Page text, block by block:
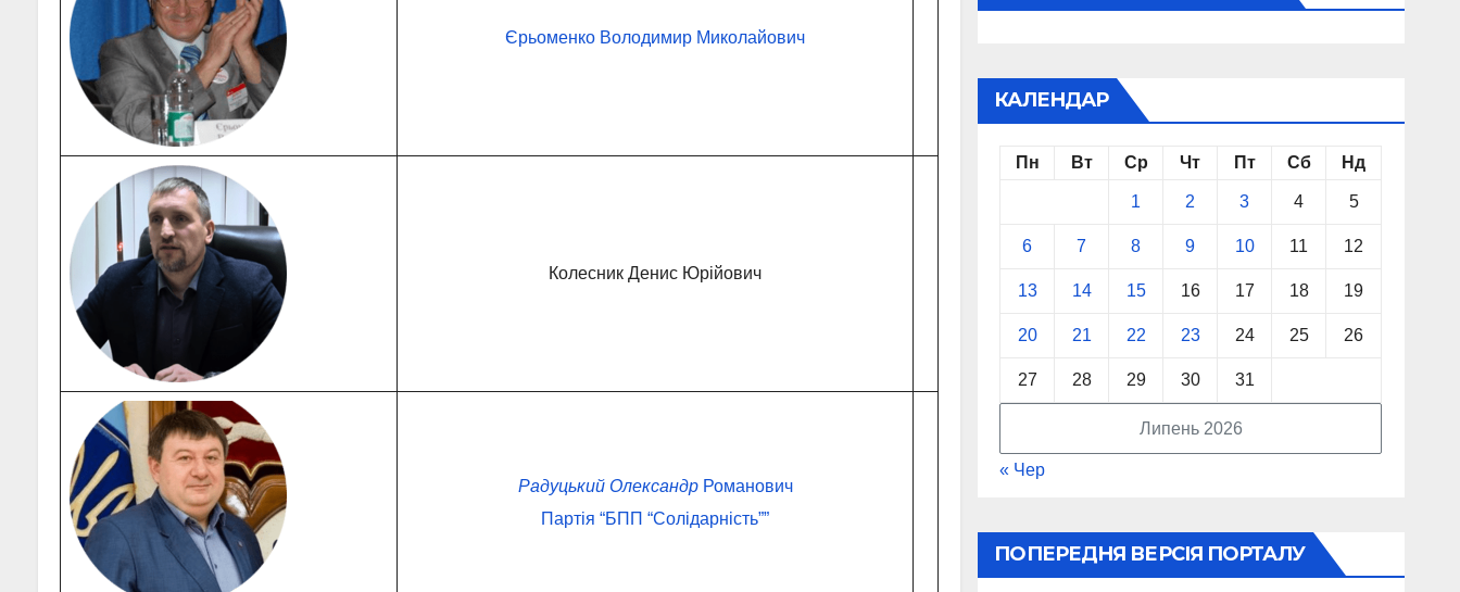
Єрьоменко Володимир Миколайович
Колесник Денис Юрійович
Радуцький ОлександрРоманович
Партія “БПП “Солідарність””
КАЛЕНДАР
Липень 2026
Пн Вт Ср Чт Пт Сб Нд
1 2 3 4 5
6 7 8 9 10 11 12
13 14 15 16 17 18 19
20 21 22 23 24 25 26
27 28 29 30 31
« Чер
ПОПЕРЕДНЯ ВЕРСІЯ ПОРТАЛУ